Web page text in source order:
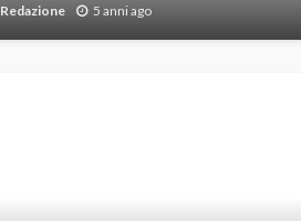
Redazione 5 anni ago